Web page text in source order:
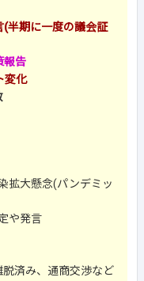
(半期に一度の議会証
報告
変化
拡大懸念(パンデミッ
や発言
脱済み、通商交渉など